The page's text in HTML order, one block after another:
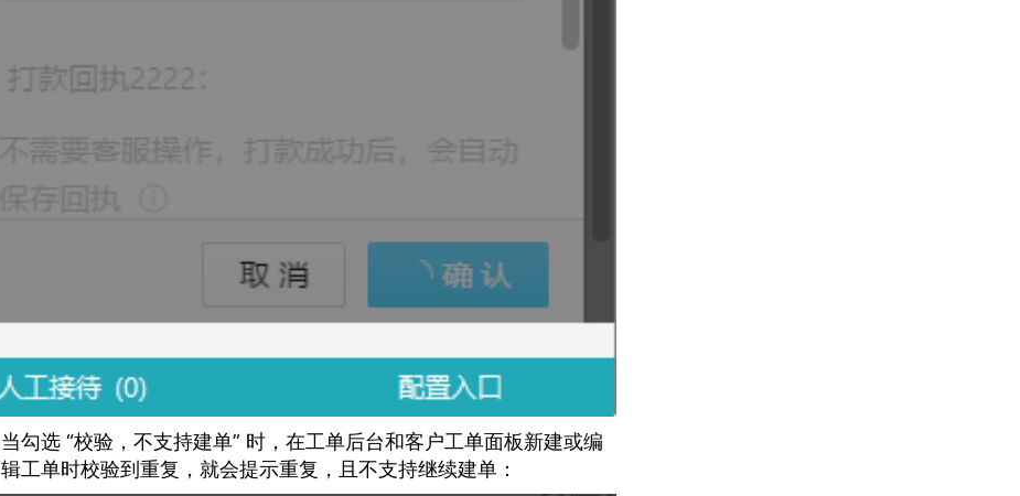
当勾选 “校验，不支持建单” 时，在工单后台和客户工单面板新建或编
辑工单时校验到重复，就会提示重复，且不支持继续建单：